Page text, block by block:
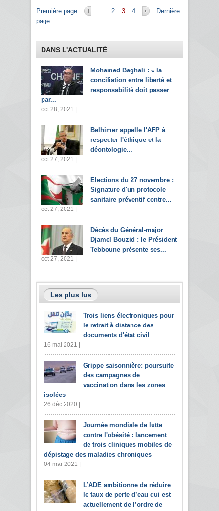
Pages
Première page … 2 3 4
Dernière
page
DANS L'ACTUALITÉ
Mohamed Baghali : « la
conciliation entre liberté et
responsabilité doit passer
par...
oct 28, 2021 |
Belhimer appelle l'AFP à
respecter l'éthique et la
déontologie...
oct 27, 2021 |
Elections du 27 novembre :
Signature d'un protocole
sanitaire préventif contre...
oct 27, 2021 |
Décès du Général-major
Djamel Bouzid : le Président
Tebboune présente ses...
oct 27, 2021 |
Les plus lus
Trois liens électroniques pour
le retrait à distance des
documents d'état civil
16 mai 2021 |
Grippe saisonnière: poursuite
des campagnes de
vaccination dans les zones
isolées
26 déc 2020 |
Journée mondiale de lutte
contre l'obésité : lancement
de trois cliniques mobiles de
dépistage des maladies chroniques
04 mar 2021 |
L’ADE ambitionne de réduire
le taux de perte d’eau qui est
actuellement de l’ordre de